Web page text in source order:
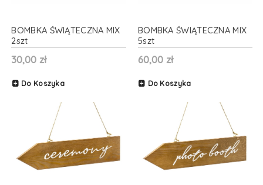
BOMBKA ŚWIĄTECZNA MIX
2szt
30,00 zł
Do Koszyka
BOMBKA ŚWIĄTECZNA MIX
5szt
60,00 zł
Do Koszyka